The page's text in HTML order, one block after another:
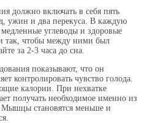
должно включать в себя пять
ужин и два перекуса. В каждую
углеводы и здоровые
чтобы между ними был
за 2-3 часа до сна.
показывают, что он
контролировать чувство голода.
калории. При нехватке
получать необходимое именно из
становятся меньше и